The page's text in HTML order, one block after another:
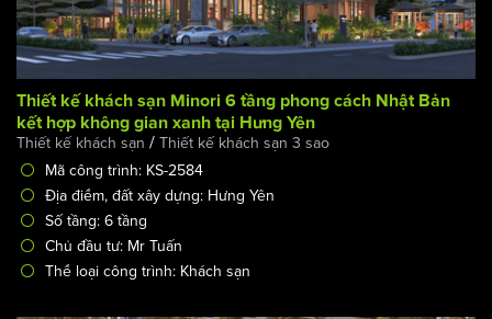
Thiết kế khách sạn Minori 6 tầng phong cách Nhật Bản
kết hợp không gian xanh tại Hưng Yên
Thiết kế khách sạn/
Mã công trình: KS-2584
Địa điểm, đất xây dựng: Hưng Yên